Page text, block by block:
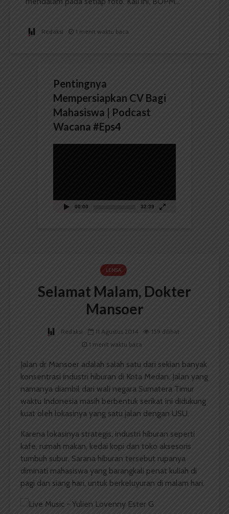
Redaksi 1 menit waktu baca
Pentingnya
Mempersiapkan CV Bagi
Mahasiswa | Podcast
Wacana #Eps4
00:00 32:39
LENSA
Selamat Malam, Dokter
Mansoer
Redaksi 11 Agustus 2014
159 dilihat
1 menit waktu baca
Jalan dr Mansoer adalah salah satu dari sekian banyak
konsentrasi industri hiburan di Kota Medan. Jalan yang
namanya diambil dari wali negara Sumatera Timur
waktu Indonesia masih berbentuk serikat ini didukung
kuat oleh lokasinya yang satu jalan dengan USU.
Karena lokasinya strategis, industri hiburan seperti
kafe, rumah makan, kedai kopi dan toko aksesoris
tumbuh subur. Sarana hiburan tersebut rupanya
diminati mahasiswa yang barangkali penat kuliah di
pagi dan siang hari, untuk berkeluyuran di malam hari.